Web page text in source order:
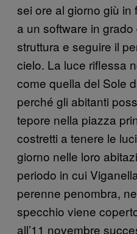
sei ore al giorno giù in
a un software in
struttura e seguire il
cielo. La luce riflessa
come quella del Sole
perché gli abitanti
tepore nella piazza
costretti a tenere le
giorno nelle loro
periodo in cui
perenne penombra,
specchio viene
all’11 novembre